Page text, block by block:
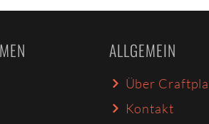
ALLGEMEIN
Über
Kontakt